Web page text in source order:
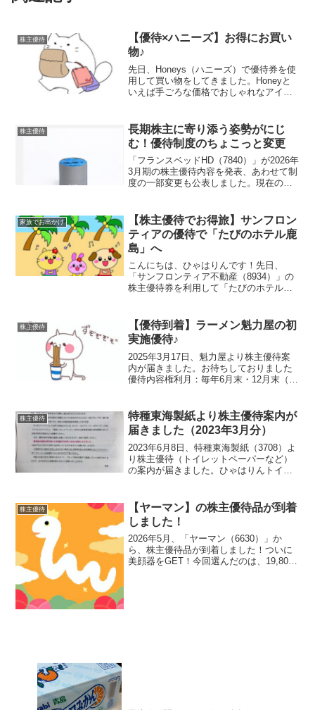
株主優待
【優待×ハニーズ】お得にお買い
物♪
先日、Honeys（ハニーズ）で優待券を使
用して買い物をしてきました。Honeyと
いえば手ごろな価格でおしゃれなアイテ
の株主還元も魅力的な企業です。購入し
たもの以下の商...
株主優待
長期株主に寄り添う姿勢がにじ
む！優待制度のちょこっと変更
「フランスベッドHD（7840）」が2026年
3月期の株主優待内容を発表、あわせて制
度の一部変更も公表しました。現在の優
よって内容がグレードアップしていきま
す。保...
家族でお出かけ
【株主優待でお得旅】サンフロン
ティアの優待で「たびのホテル鹿
島」へ
こんにちは、ひゃはりんです！先日、
「サンフロンティア不動産（8934）」の
株主優待券を利用して「たびのホテル鹿
ィア不動産の優待内容は、全国の系列ホ
テルに宿泊時、1枚につ...
株主優待
【優待到着】ラーメン魁力屋の初
実施優待♪
2025年3月17日、魁力屋より株主優待案
内が届きました。お待ちしておりました
優待内容権利月：毎年6月末・12月末（年
されていたQRコードを読み取ると以下の
画面...
株主優待
特種東海製紙より株主優待案内が
届きました（2023年3月分）
2023年6月8日、特種東海製紙（3708）よ
り株主優待（トイレットペーパーなど）
の案内が届きました。ひゃはりんトイレ
月末時点の株主を対象とした優待内容と
なっています...
株主優待
【ヤーマン】の株主優待品が到着
しました！
2026年5月、「ヤーマン（6630）」か
ら、株主優待品が到着しました！ついに
美顔器をGET！今回選んだのは、19,800